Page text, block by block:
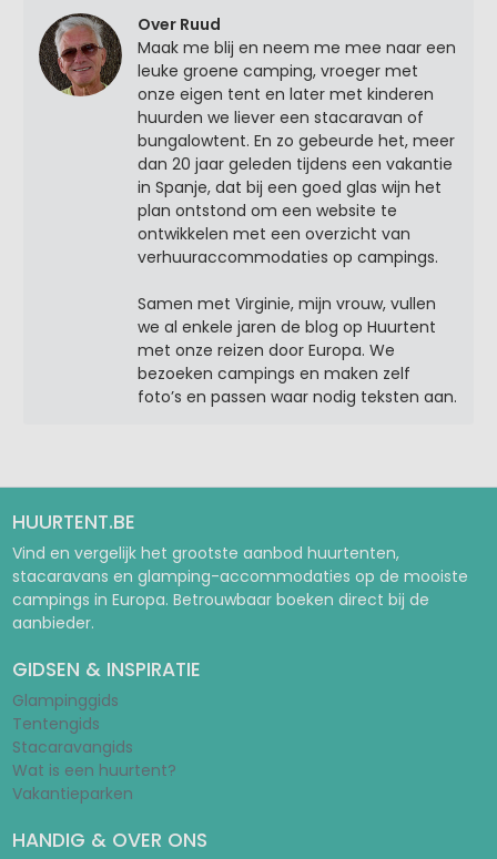
Over Ruud
Maak me blij en neem me mee naar een
leuke groene camping, vroeger met
onze eigen tent en later met kinderen
huurden we liever een stacaravan of
bungalowtent. En zo gebeurde het, meer
dan 20 jaar geleden tijdens een vakantie
in Spanje, dat bij een goed glas wijn het
plan ontstond om een website te
ontwikkelen met een overzicht van
verhuuraccommodaties op campings.
Samen met Virginie, mijn vrouw, vullen
we al enkele jaren de blog op Huurtent
met onze reizen door Europa. We
bezoeken campings en maken zelf
foto’s en passen waar nodig teksten aan.
HUURTENT.BE
Vind en vergelijk het grootste aanbod huurtenten,
stacaravans en glamping-accommodaties op de mooiste
campings in Europa. Betrouwbaar boeken direct bij de
aanbieder.
GIDSEN & INSPIRATIE
Glampinggids
Tentengids
Stacaravangids
Wat is een huurtent?
Vakantieparken
HANDIG & OVER ONS